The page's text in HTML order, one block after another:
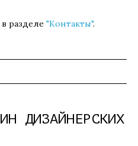
в разделе"Контакты".
ДИЗАЙНЕРСКИХ